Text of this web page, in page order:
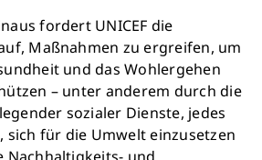
fordert UNICEF die
Maßnahmen zu ergreifen, um
und das Wohlergehen
– unter anderem durch die
sozialer Dienste, jedes
sich für die Umwelt einzusetzen